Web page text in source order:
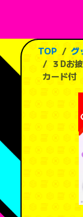
TOP
グ
３Dお
カード付